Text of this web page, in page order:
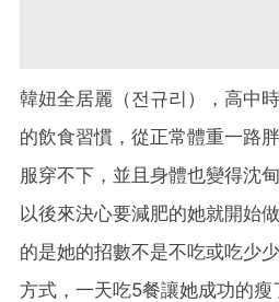
韓妞全居麗（전규리），高中
的飲食習慣，從正常體重一路
服穿不下，並且身體也變得沈
以後來決心要減肥的她就開始
的是她的招數不是不吃或吃少
方式，一天吃5餐讓她成功的瘦